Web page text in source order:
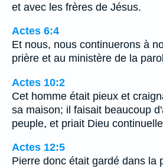
et avec les frères de Jésus.
Actes 6:4
Et nous, nous continuerons à
prière et au ministère de la
Actes 10:2
Cet homme était pieux et
sa maison; il faisait beaucoup
peuple, et priait Dieu
Actes 12:5
Pierre donc était gardé dans la